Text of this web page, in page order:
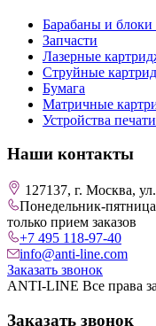
Барабаны и блоки
Запчасти
Лазерные
Струйные
Бумага
Матричные
Устройства
Наши контакты
127137, г. Москва,
Понедельник-
только прием заказов
+7 495 118-97-40
info@anti-line.com
Заказать звонок
ANTI-LINE Все права
Заказать звонок